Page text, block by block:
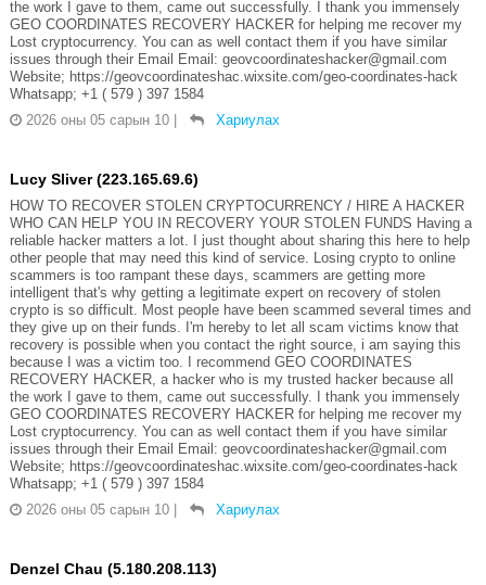
the work I gave to them, came out successfully. I thank you immensely
GEO COORDINATES RECOVERY HACKER for helping me recover my
Lost cryptocurrency. You can as well contact them if you have similar
issues through their Email Email: geovcoordinateshacker@gmail.com
Website; https://geovcoordinateshac.wixsite.com/geo-coordinates-hack
Whatsapp; +1 ( 579 ) 397 1584
2026 оны 05 сарын 10
Хариулах
Lucy Sliver (223.165.69.6)
HOW TO RECOVER STOLEN CRYPTOCURRENCY / HIRE A HACKER
WHO CAN HELP YOU IN RECOVERY YOUR STOLEN FUNDS Having a
reliable hacker matters a lot. I just thought about sharing this here to help
other people that may need this kind of service. Losing crypto to online
scammers is too rampant these days, scammers are getting more
intelligent that's why getting a legitimate expert on recovery of stolen
crypto is so difficult. Most people have been scammed several times and
they give up on their funds. I'm hereby to let all scam victims know that
recovery is possible when you contact the right source, i am saying this
because I was a victim too. I recommend GEO COORDINATES
RECOVERY HACKER, a hacker who is my trusted hacker because all
the work I gave to them, came out successfully. I thank you immensely
GEO COORDINATES RECOVERY HACKER for helping me recover my
Lost cryptocurrency. You can as well contact them if you have similar
issues through their Email Email: geovcoordinateshacker@gmail.com
Website; https://geovcoordinateshac.wixsite.com/geo-coordinates-hack
Whatsapp; +1 ( 579 ) 397 1584
2026 оны 05 сарын 10
Хариулах
Denzel Chau (5.180.208.113)